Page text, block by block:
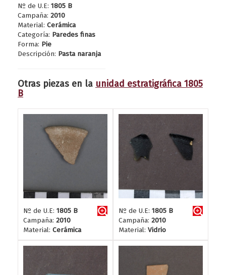
Nº de U.E: 1805 B
Campaña: 2010
Material: Cerámica
Categoría: Paredes finas
Forma: Pie
Descripción: Pasta naranja
Otras piezas en la unidad estratigráfica 1805
B
Nº de U.E: 1805 B
Campaña: 2010
Material: Cerámica
Nº de U.E: 1805 B
Campaña: 2010
Material: Vidrio